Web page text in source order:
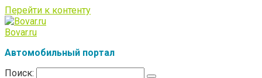
Перейти к контенту
Bovar.ru
Автомобильный портал
Поиск: